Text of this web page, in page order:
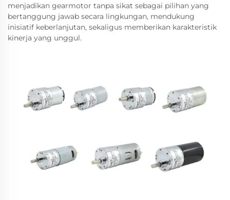
menjadikan gearmotor tanpa sikat sebagai pilihan yang
bertanggung jawab secara lingkungan, mendukung
inisiatif keberlanjutan, sekaligus memberikan karakteristik
kinerja yang unggul.